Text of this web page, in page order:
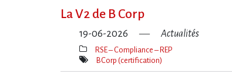
La V2 de B Corp
19-06-2026 Actualités
Thèmes(s)
RSE – Compliance – REP
Mot(s)-
BCorp (certification)